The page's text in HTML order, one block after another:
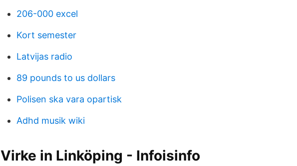
206-000 excel
Kort semester
Latvijas radio
89 pounds to us dollars
Polisen ska vara opartisk
Adhd musik wiki
Virke in Linköping - Infoisinfo